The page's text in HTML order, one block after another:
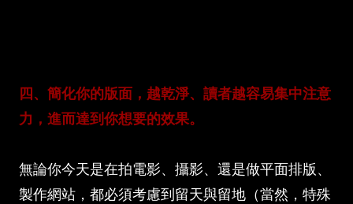
四、簡化你的版面，越乾淨、讀者越容易集中注意
力，進而達到你想要的效果。
無論你今天是在拍電影、攝影、還是做平面排版、
製作網站，都必須考慮到留天與留地（當然，特殊